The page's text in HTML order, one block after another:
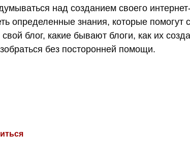
над созданием своего
определенные знания, которые помогут
блог, какие бывают блоги, как их
без посторонней помощи.